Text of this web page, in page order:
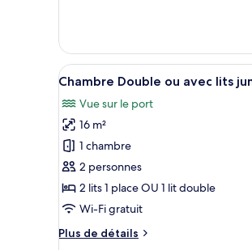
ou
avec
lits
jumeaux
le
type
de
Chambre
Supérieure
Double
ou
avec
lits
jumeaux
Afficher
toutes
les
photos
pour
ce
type
de
chambre :
Chambre
4
Chambre Double ou avec lits
Vue sur le port
16 m²
1 chambre
2 personnes
2 lits 1 place OU 1 lit double
Wi-Fi gratuit
Plus de détails
Plus